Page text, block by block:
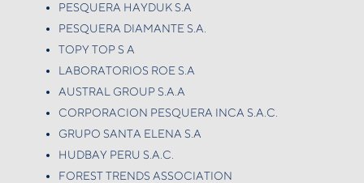
PESQUERA HAYDUK S.A
PESQUERA DIAMANTE S.A.
TOPY TOP S A
LABORATORIOS ROE S.A
AUSTRAL GROUP S.A.A
CORPORACION PESQUERA INCA S.A.C.
GRUPO SANTA ELENA S.A
HUDBAY PERU S.A.C.
FOREST TRENDS ASSOCIATION